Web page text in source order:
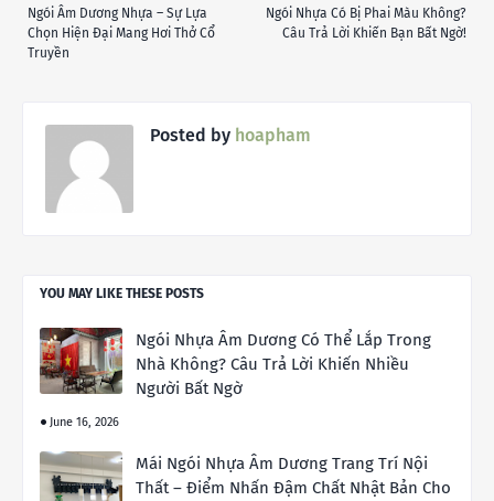
Ngói Nhựa Có Bị Phai Màu Không?
Câu Trả Lời Khiến Bạn Bất Ngờ!
Ngói Âm Dương Nhựa – Sự Lựa
Chọn Hiện Đại Mang Hơi Thở Cổ
Truyền
Posted by hoapham
YOU MAY LIKE THESE POSTS
Ngói Nhựa Âm Dương Có Thể Lắp Trong
Nhà Không? Câu Trả Lời Khiến Nhiều
Người Bất Ngờ
June 16, 2026
Mái Ngói Nhựa Âm Dương Trang Trí Nội
Thất – Điểm Nhấn Đậm Chất Nhật Bản Cho